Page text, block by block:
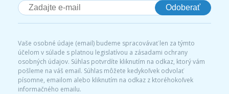
Odoberať
Vaše osobné údaje (email) budeme spracovávať len za týmto
účelom v súlade s platnou legislatívou a zásadami ochrany
osobných údajov. Súhlas potvrdíte kliknutím na odkaz, ktorý vám
pošleme na váš email. Súhlas môžete kedykoľvek odvolať
písomne, emailom alebo kliknutím na odkaz z ktoréhokoľvek
informačného emailu.